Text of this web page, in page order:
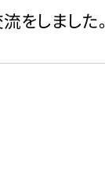
をしました。